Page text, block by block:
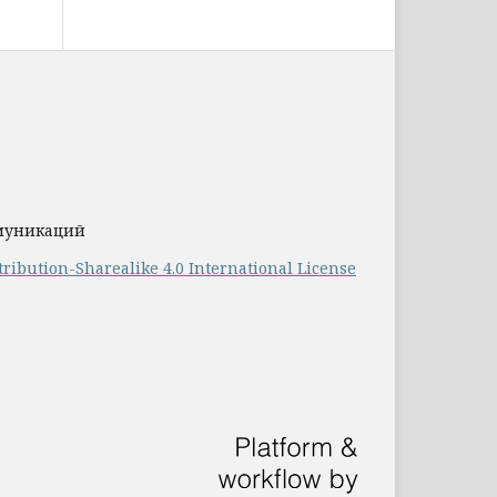
Sharealike 4.0 International License